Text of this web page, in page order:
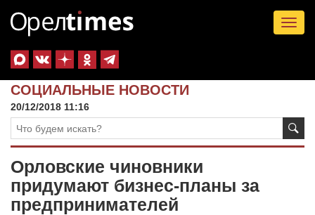
СОЦИАЛЬНЫЕ НОВОСТИ
20/12/2018 11:16
Орловские чиновники
придумают бизнес-планы за
предпринимателей